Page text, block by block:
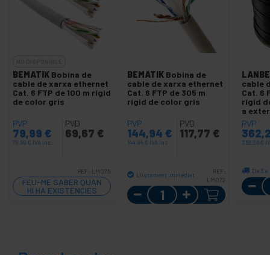
BEMATIK Bobina de
cable de xarxa ethernet
Cat. 6 FTP de 100 m rígid
de color gris
PVP
79,99 €
79,99 € IVA inc.
PVD
69,67 €
REF: LM075
FEU-ME SABER QUAN
HI HA EXISTÈNCIES
BEMATIK Bobina de
cable de xarxa ethernet
Cat. 6 FTP de 305 m
rígid de color gris
PVP
144,94 €
144,94 € IVA inc.
PVD
117,77 €
Lliurament immediat
REF:
LM072
Quantitat
cable
Cat. 6
rígid
a
LCF6-
PVP
362,26 €
De 3